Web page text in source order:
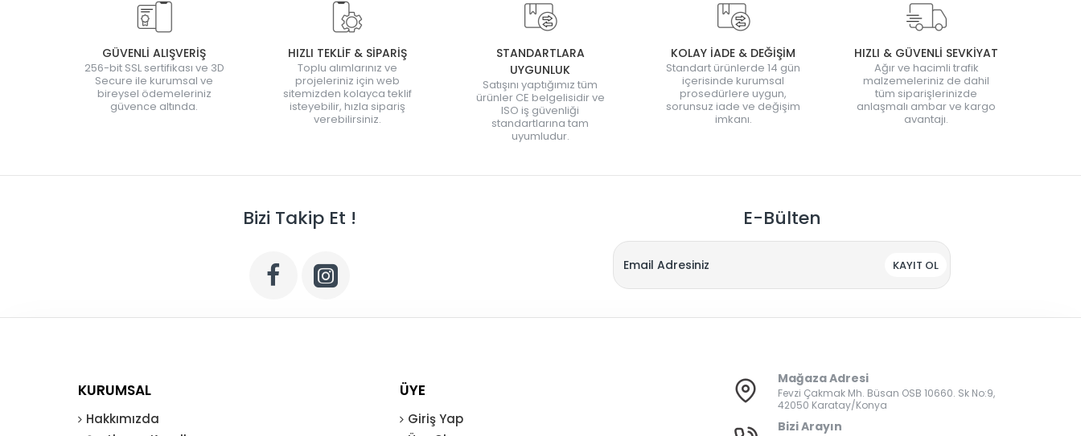
GÜVENLİ ALIŞVERİŞ
256-bit SSL sertifikası ve 3D
Secure ile kurumsal ve
bireysel ödemeleriniz
güvence altında.
HIZLI TEKLİF & SİPARİŞ
Toplu alımlarınız ve
projeleriniz için web
sitemizden kolayca teklif
isteyebilir, hızla sipariş
verebilirsiniz.
STANDARTLARA
UYGUNLUK
Satışını yaptığımız tüm
ürünler CE belgelisidir ve
ISO iş güvenliği
standartlarına tam
uyumludur.
KOLAY İADE & DEĞİŞİM
Standart ürünlerde 14 gün
içerisinde kurumsal
prosedürlere uygun,
sorunsuz iade ve değişim
imkanı.
HIZLI & GÜVENLİ SEVKİYAT
Ağır ve hacimli trafik
malzemeleriniz de dahil
tüm siparişlerinizde
anlaşmalı ambar ve kargo
avantajı.
Bizi Takip Et ! E-Bülten
KAYIT OL
KURUMSAL
Hakkımızda
ÜYE
Giriş Yap
Mağaza Adresi
Fevzi Çakmak Mh. Büsan OSB 10660. Sk No:9,
42050 Karatay/Konya
Bizi Arayın